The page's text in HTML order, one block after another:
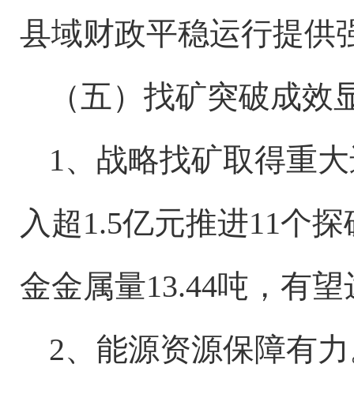
县域财政平稳运行提供
（五）找矿突破成
1、战略找矿取得重
入超1.5亿元推进11个
金金属量13.44吨，有
2、能源资源保障有